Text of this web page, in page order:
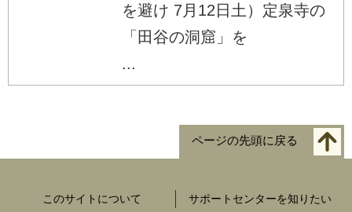
を避け 7月12日土）定泉寺の
「田谷の洞窟」を
...
ページの先頭に戻る
このサイトについて サポートセンターを知りたい